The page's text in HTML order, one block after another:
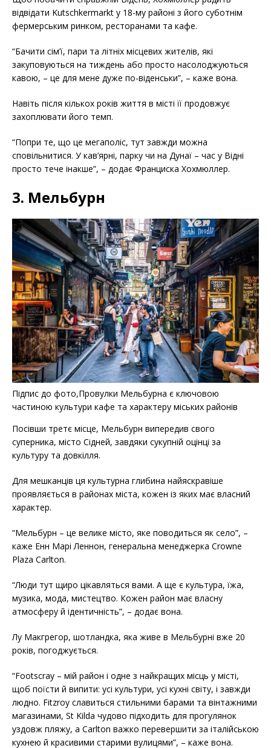
відвідати Kutschkermarkt у 18-му районі з його суботнім
фермерським ринком, ресторанами та кафе.
“Бачити сім’ї, пари та літніх місцевих жителів, які
закуповуються на тиждень або просто насолоджуються
кавою, – це для мене дуже по-віденськи”, – каже вона.
Навіть після кількох років життя в місті її продовжує
захоплювати його темп.
“Попри те, що це мегаполіс, тут завжди можна
сповільнитися. У кав’ярні, парку чи на Дунаї – час у Відні
просто тече інакше”, – додає Франциска Хохмюллер.
3. Мельбурн
Підпис до фото,Провулки Мельбурна є ключовою
частиною культури кафе та характеру міських районів
Посівши третє місце, Мельбурн випередив свого
суперника, місто Сідней, завдяки сукупній оцінці за
культуру та довкілля.
Для мешканців ця культурна глибина найяскравіше
проявляється в районах міста, кожен із яких має власний
характер.
“Мельбурн – це велике місто, яке поводиться як село”, –
каже Енн Марі Леннон, генеральна менеджерка Crowne
Plaza Carlton.
“Люди тут щиро цікавляться вами. А ще є культура, їжа,
музика, мода, мистецтво. Кожен район має власну
атмосферу й ідентичність”, – додає вона.
Лу Макгрегор, шотландка, яка живе в Мельбурні вже 20
років, погоджується.
“Footscray – мій район і одне з найкращих місць у місті,
щоб поїсти й випити: усі культури, усі кухні світу, і завжди
людно. Fitzroy славиться стильними барами та вінтажними
магазинами, St Kilda чудово підходить для прогулянок
уздовж пляжу, а Carlton важко перевершити за італійською
кухнею й красивими старими вулицями”, – каже вона.